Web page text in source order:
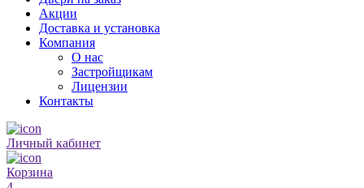
Акции
Доставка и установка
Компания
О нас
Застройщикам
Лицензии
Контакты
Личный кабинет
Корзина